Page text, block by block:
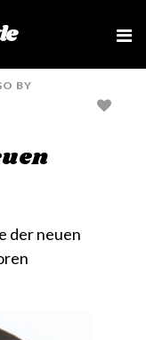
e
BY
der neuen